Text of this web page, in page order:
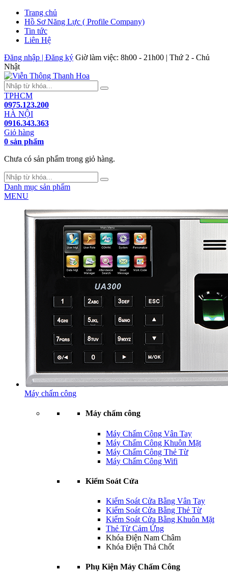
Trang chủ
Hồ Sơ Năng Lực ( Profile Company)
Tin tức
Liên Hệ
Đăng nhập | Đăng ký Giờ làm việc: 8h00 - 21h00 | Thứ 2 - Chủ
Nhật
TPHCM
0975.123.200
HÀ NỘI
0916.343.363
Giỏ hàng
0 sản phẩm
Chưa có sản phẩm trong giỏ hàng.
Danh mục sản phẩm
MENU
Máy chấm công
Máy chấm công
Máy Chấm Công Vân Tay
Máy Chấm Công Khuôn Mặt
Máy Chấm Công Thẻ Từ
Máy Chấm Công Wifi
Kiểm Soát Cửa
Kiểm Soát Cửa Bằng Vân Tay
Kiểm Soát Cửa Bằng Thẻ Từ
Kiểm Soát Cửa Bằng Khuôn Mặt
Thẻ Từ Cảm Ứng
Khóa Điện Nam Châm
Khóa Điện Thả Chốt
Phụ Kiện Máy Chấm Công